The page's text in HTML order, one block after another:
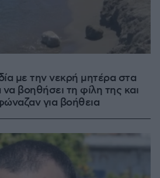
με την νεκρή μητέρα στα
βοηθήσει τη φίλη της και
για βοήθεια